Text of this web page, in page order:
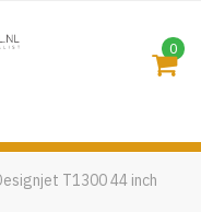
0
T1300 44 inch